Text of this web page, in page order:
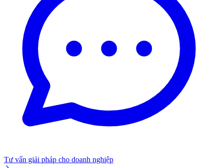
Tư vấn giải pháp cho doanh nghiệp